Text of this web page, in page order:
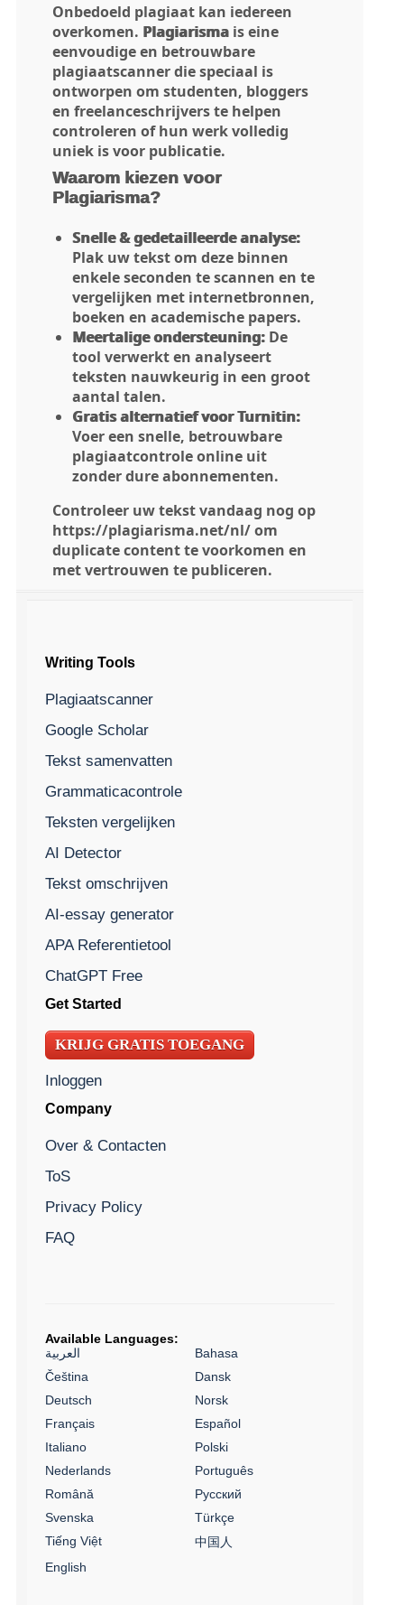
Onbedoeld plagiaat kan iedereen
overkomen. Plagiarisma is eine
eenvoudige en betrouwbare
plagiaatscanner die speciaal is
ontworpen om studenten, bloggers
en freelanceschrijvers te helpen
controleren of hun werk volledig
uniek is voor publicatie.
Waarom kiezen voor
Plagiarisma?
Snelle & gedetailleerde analyse:
Plak uw tekst om deze binnen
enkele seconden te scannen en te
vergelijken met internetbronnen,
boeken en academische papers.
Meertalige ondersteuning: De
tool verwerkt en analyseert
teksten nauwkeurig in een groot
aantal talen.
Gratis alternatief voor Turnitin:
Voer een snelle, betrouwbare
plagiaatcontrole online uit
zonder dure abonnementen.
Controleer uw tekst vandaag nog op
https://plagiarisma.net/nl/ om
duplicate content te voorkomen en
met vertrouwen te publiceren.
Writing Tools
Plagiaatscanner
Google Scholar
Tekst samenvatten
Grammaticacontrole
Teksten vergelijken
AI Detector
Tekst omschrijven
AI-essay generator
APA Referentietool
ChatGPT Free
Get Started
KRIJG GRATIS TOEGANG
Inloggen
Company
Over & Contacten
ToS
Privacy Policy
FAQ
Available Languages:
العربية
Bahasa
Čeština
Dansk
Deutsch
Norsk
Français
Español
Italiano
Polski
Nederlands
Português
Română
Русский
Svenska
Türkçe
Tiếng Việt
中国人
English